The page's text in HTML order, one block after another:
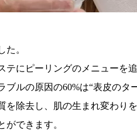
た。
テにピーリングのメニューを
ブルの原因の60%は“表皮のタ
を除去し、肌の生まれ変わり
ができます。